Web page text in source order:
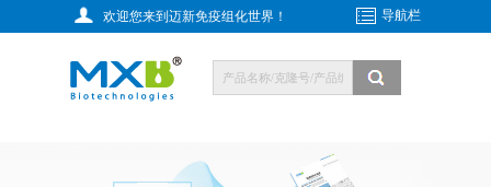
欢迎您来到迈新免疫组化世界！ 导航栏